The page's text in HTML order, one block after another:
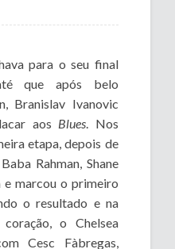
para o seu final
que após belo
Branislav Ivanovic
aos Blues. Nos
etapa, depois de
Rahman, Shane
e marcou o primeiro
o resultado e na
o Chelsea
Cesc Fàbregas,